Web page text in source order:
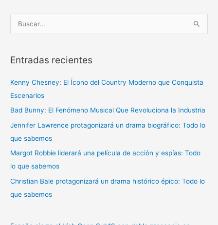
u
c
r
p
o
r
:
Entradas recientes
Kenny Chesney: El Ícono del Country Moderno que Conquista
Escenarios
Bad Bunny: El Fenómeno Musical Que Revoluciona la Industria
Jennifer Lawrence protagonizará un drama biográfico: Todo lo
que sabemos
Margot Robbie liderará una película de acción y espías: Todo
lo que sabemos
Christian Bale protagonizará un drama histórico épico: Todo lo
que sabemos